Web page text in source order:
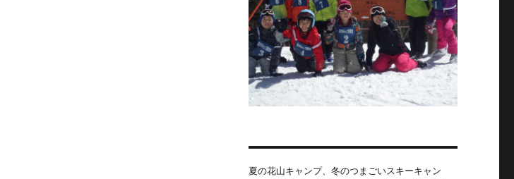
夏の花山キャンプ、冬のつまごいスキーキャン